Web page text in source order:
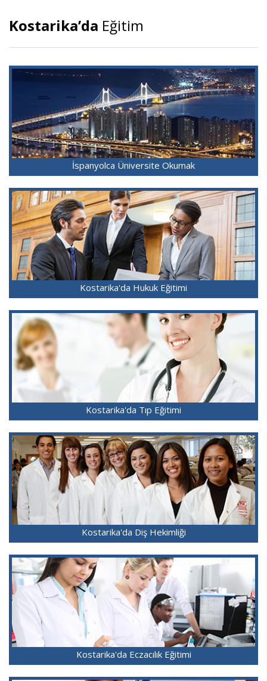
Kostarika’da Eğitim
İspanyolca Üniversite Okumak
Kostarika'da Hukuk Eğitimi
Kostarika'da Tıp Eğitimi
Kostarika'da Diş Hekimliği
Kostarika'da Eczacılık Eğitimi